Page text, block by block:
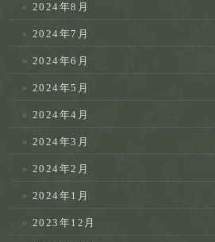
2024年8月
2024年7月
2024年6月
2024年5月
2024年4月
2024年3月
2024年2月
2024年1月
2023年12月